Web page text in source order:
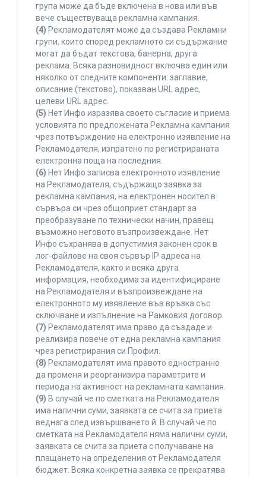
група може да бъде включена в нова или във
вече съществуваща рекламна кампания.
(4) Рекламодателят може да създава Рекламни
групи, които според рекламното си съдържание
могат да бъдат текстова, банерна, друга
реклама. Всяка разновидност включва един или
няколко от следните компоненти: заглавие,
описание (текстово), показван URL адрес,
целеви URL адрес.
(5) Нет Инфо изразява своето съгласие и приема
условията по предложената Рекламна кампания
чрез потвърждение на електронно изявление на
Рекламодателя, изпратено по регистрираната
електронна поща на последния.
(6) Нет Инфо записва електронното изявление
на Рекламодателя, съдържащо заявка за
рекламна кампания, на електронен носител в
сървъра си чрез общоприет стандарт за
преобразуване по технически начин, правещ
възможно неговото възпроизвеждане. Нет
Инфо съхранява в допустимия законен срок в
лог-файлове на своя сървър IP адреса на
Рекламодателя, както и всяка друга
информация, необходима за идентифициране
на Рекламодателя и възпроизвеждане на
електронното му изявление във връзка със
сключване и изпълнение на Рамковия договор.
(7) Рекламодателят има право да създаде и
реализира повече от една рекламна кампания
чрез регистрирания си Профил.
(8) Рекламодателят има правото едностранно
да променя и реорганизира параметрите и
периода на активност на рекламната кампания.
(9) В случай че по сметката на Рекламодателя
има налични суми, заявката се счита за приета
веднага след извършването й. В случай че по
сметката на Рекламодателя няма налични суми,
заявката се счита за приета с получаване на
плащането на определения от Рекламодателя
бюджет. Всяка конкретна заявка се прекратява